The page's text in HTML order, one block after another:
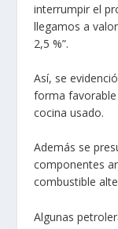
interrumpir el
llegamos a
2,5 %”.
Así, se
forma favorable
cocina usado.
Además se
componentes
combustible
Algunas